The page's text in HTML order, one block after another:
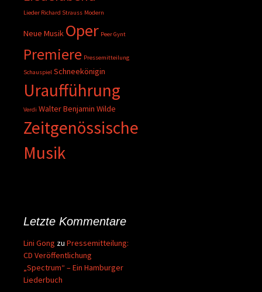
Lieder Richard Strauss Modern
Neue Musik Oper Peer Gynt
Premiere Pressemitteilung
Schauspiel Schneekönigin
Uraufführung
Verdi Walter Benjamin Wilde
Zeitgenössische
Musik
Letzte Kommentare
Lini Gong zu Pressemitteilung:
CD Veröffentlichung
„Spectrum“ – Ein Hamburger
Liederbuch